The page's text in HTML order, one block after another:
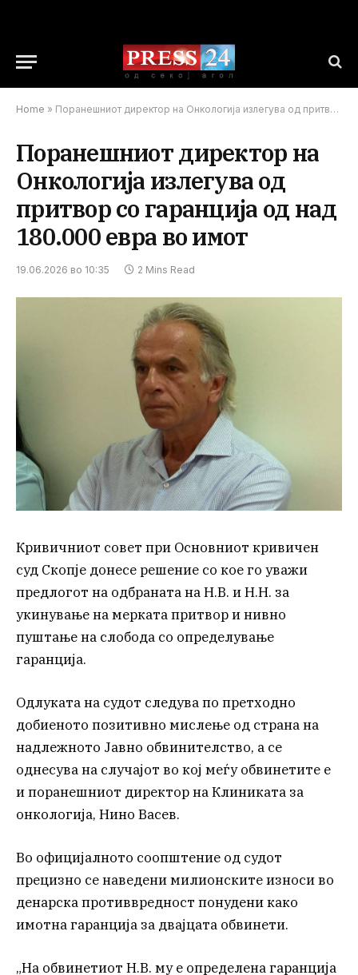
Home » Поранешниот директор на Онкологија излегува од притвор со гаранција од над 180.000 евра во имот
Поранешниот директор на
Онкологија излегува од
притвор со гаранција од над
180.000 евра во имот
19.06.2026 во 10:35 2 Mins Read
Кривичниот совет при Основниот кривичен
суд Скопје донесе решение со кое го уважи
предлогот на одбраната на Н.В. и Н.Н. за
укинување на мерката притвор и нивно
пуштање на слобода со определување
гаранција.
Одлуката на судот следува по претходно
добиеното позитивно мислење од страна на
надлежното Јавно обвинителство, а се
однесува на случајот во кој меѓу обвинетите е
и поранешниот директор на Клиниката за
онкологија, Нино Васев.
Во официјалното соопштение од судот
прецизно се наведени милионските износи во
денарска противвредност понудени како
имотна гаранција за двајцата обвинети.
„На обвинетиот Н.В. му е определена гаранција